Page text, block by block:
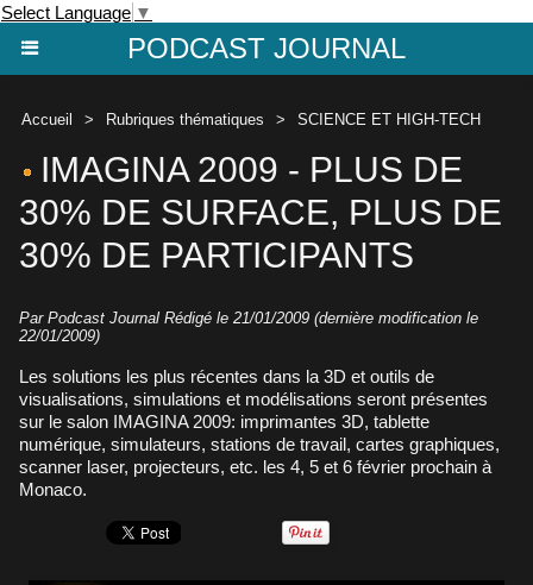
Select Language ▼
PODCAST JOURNAL
Accueil > Rubriques thématiques > SCIENCE ET HIGH-TECH
IMAGINA 2009 - PLUS DE
30% DE SURFACE, PLUS DE
30% DE PARTICIPANTS
Par Podcast Journal Rédigé le 21/01/2009 (dernière modification le
22/01/2009)
Les solutions les plus récentes dans la 3D et outils de
visualisations, simulations et modélisations seront présentes
sur le salon IMAGINA 2009: imprimantes 3D, tablette
numérique, simulateurs, stations de travail, cartes graphiques,
scanner laser, projecteurs, etc. les 4, 5 et 6 février prochain à
Monaco.